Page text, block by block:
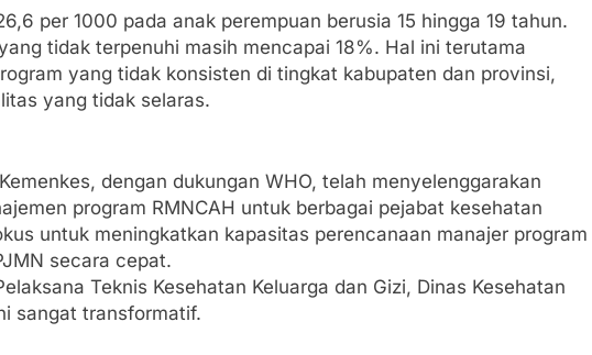
per 1000 pada anak perempuan berusia 15 hingga 19 tahun.
tidak terpenuhi masih mencapai 18%. Hal ini terutama
yang tidak konsisten di tingkat kabupaten dan provinsi,
yang tidak selaras.
dengan dukungan WHO, telah menyelenggarakan
program RMNCAH untuk berbagai pejabat kesehatan
untuk meningkatkan kapasitas perencanaan manajer program
secara cepat.
Teknis Kesehatan Keluarga dan Gizi, Dinas Kesehatan
sangat transformatif.